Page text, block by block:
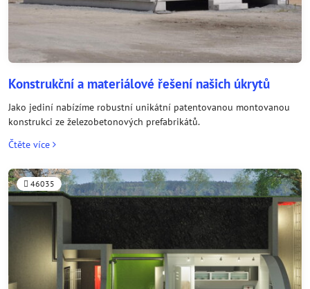
Konstrukční a materiálové řešení našich úkrytů
Jako jediní nabízíme robustní unikátní patentovanou montovanou
konstrukci ze železobetonových prefabrikátů.
Čtěte více
46035